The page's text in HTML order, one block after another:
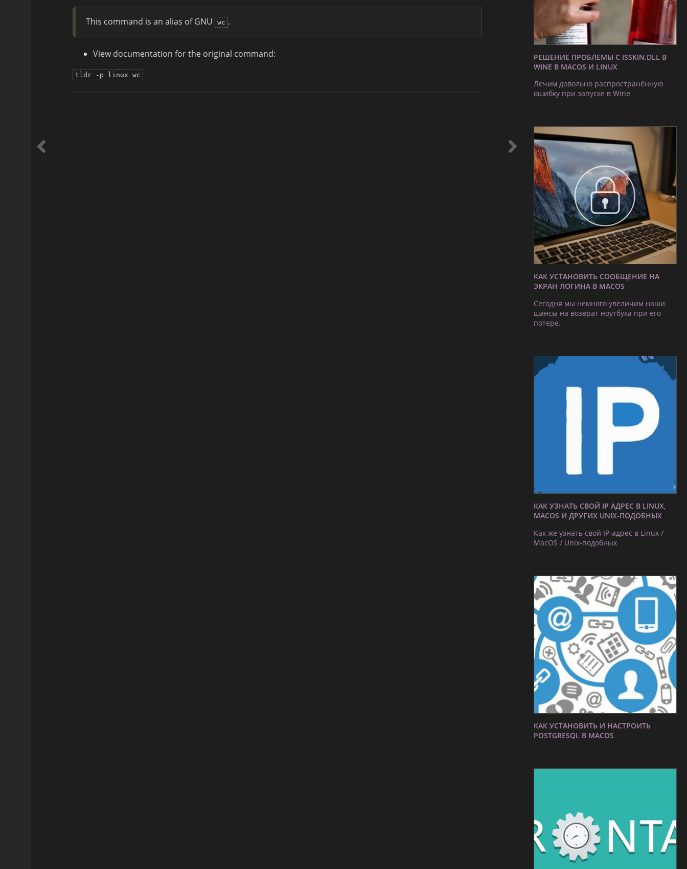
This command is an alias of GNU wc .
View documentation for the original command:
tldr -p linux wc
РЕШЕНИЕ ПРОБЛЕМЫ С ISSKIN.DLL В
WINE В MACOS И LINUX
Лечим довольно распространённую
ошибку при запуске в Wine
КАК УСТАНОВИТЬ СООБЩЕНИЕ НА
ЭКРАН ЛОГИНА В MACOS
Сегодня мы немного увеличим наши
шансы на возврат ноутбука при его
потере.
КАК УЗНАТЬ СВОЙ IP АДРЕС В LINUX,
MACOS И ДРУГИХ UNIX-ПОДОБНЫХ
Как же узнать свой IP-адрес в Linux /
MacOS / Unix-подобных
КАК УСТАНОВИТЬ И НАСТРОИТЬ
POSTGRESQL В MACOS